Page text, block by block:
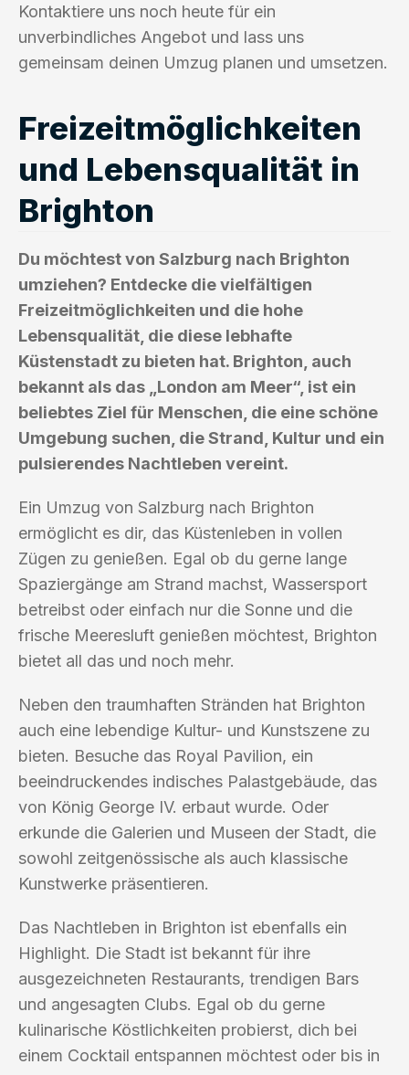
Kontaktiere uns noch heute für ein
unverbindliches Angebot und lass uns
gemeinsam deinen Umzug planen und umsetzen.
Freizeitmöglichkeiten
und Lebensqualität in
Brighton
Du möchtest von Salzburg nach Brighton
umziehen? Entdecke die vielfältigen
Freizeitmöglichkeiten und die hohe
Lebensqualität, die diese lebhafte
Küstenstadt zu bieten hat. Brighton, auch
bekannt als das „London am Meer“, ist ein
beliebtes Ziel für Menschen, die eine schöne
Umgebung suchen, die Strand, Kultur und ein
pulsierendes Nachtleben vereint.
Ein Umzug von Salzburg nach Brighton
ermöglicht es dir, das Küstenleben in vollen
Zügen zu genießen. Egal ob du gerne lange
Spaziergänge am Strand machst, Wassersport
betreibst oder einfach nur die Sonne und die
frische Meeresluft genießen möchtest, Brighton
bietet all das und noch mehr.
Neben den traumhaften Stränden hat Brighton
auch eine lebendige Kultur- und Kunstszene zu
bieten. Besuche das Royal Pavilion, ein
beeindruckendes indisches Palastgebäude, das
von König George IV. erbaut wurde. Oder
erkunde die Galerien und Museen der Stadt, die
sowohl zeitgenössische als auch klassische
Kunstwerke präsentieren.
Das Nachtleben in Brighton ist ebenfalls ein
Highlight. Die Stadt ist bekannt für ihre
ausgezeichneten Restaurants, trendigen Bars
und angesagten Clubs. Egal ob du gerne
kulinarische Köstlichkeiten probierst, dich bei
einem Cocktail entspannen möchtest oder bis in